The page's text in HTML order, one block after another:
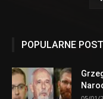
POPULARNE